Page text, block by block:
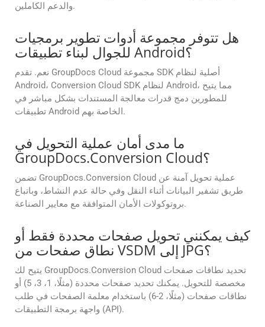
والدعم الكاملين.
هل تتوفر مجموعة أدوات تطوير برمجيات
للجوال لبناء تطبيقات Android؟
نعم. تقدم GroupDocs Cloud مجموعة SDK أصلية لنظام
Android، Conversion Cloud SDK لنظام Android، مما يتيح
للمطورين دمج قدرات معالجة المستندات بشكل مباشر في
تطبيقات Android الخاصة بهم.
ما مدى أمان عملية التحويل في
GroupDocs.Conversion Cloud؟
تضمن GroupDocs.Conversion Cloud عملية تحويل آمنة عن
طريق تشفير البيانات أثناء النقل وفي حالة عدم النشاط، وباتباع
بروتوكولات الأمان المتوافقة مع معايير الصناعة.
كيف يمكنني تحويل صفحات محددة فقط أو
نطاق صفحات من VSDM إلى JPG؟
يتيح لك GroupDocs.Conversion Cloud تحديد نطاقات صفحات
مخصصة للتحويل. يمكنك تحديد صفحات محددة (مثلًا، 1، 3، 5) أو
نطاقات صفحات (مثلًا، 2-6) باستخدام معلمة الصفحات في طلب
واجهة برمجة التطبيقات (API).